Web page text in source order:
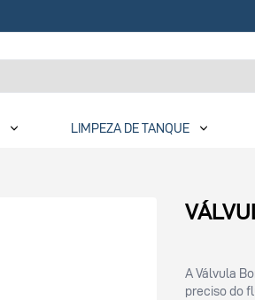
LIMPEZA DE TANQUE
A Válvula
preciso do